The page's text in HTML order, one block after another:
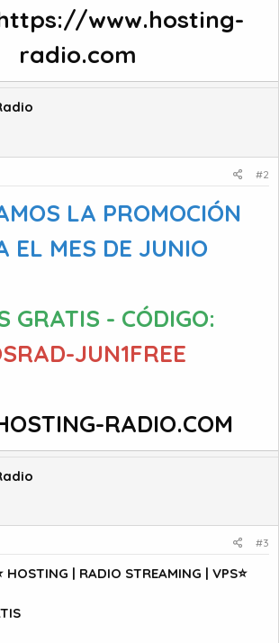
www.hosting-
radio.com
#2
LA PROMOCIÓN
EL MES DE JUNIO
GRATIS - CÓDIGO:
JUN1FREE
RADIO.COM
#3
HOSTING | RADIO STREAMING | VPS⭐